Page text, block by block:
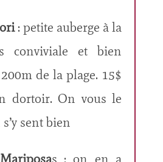
: petite auberge à la
conviviale et bien
de la plage. 15$
dortoir. On vous le
sent bien